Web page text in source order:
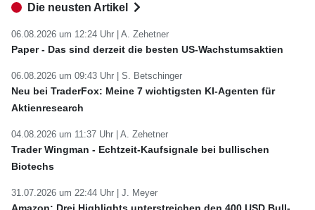
Die neusten Artikel
06.08.2026 um 12:24 Uhr | A. Zehetner
Paper - Das sind derzeit die besten US-Wachstumsaktien
06.08.2026 um 09:43 Uhr | S. Betschinger
Neu bei TraderFox: Meine 7 wichtigsten KI-Agenten für
Aktienresearch
04.08.2026 um 11:37 Uhr | A. Zehetner
Trader Wingman - Echtzeit-Kaufsignale bei bullischen
Biotechs
31.07.2026 um 22:44 Uhr | J. Meyer
Amazon: Drei Highlights unterstreichen den 400 USD Bull-